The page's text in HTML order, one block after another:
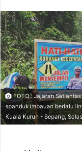
FOTO : Jajaran
spanduk imbauan berlalu
Kuala Kurun - Sepang,